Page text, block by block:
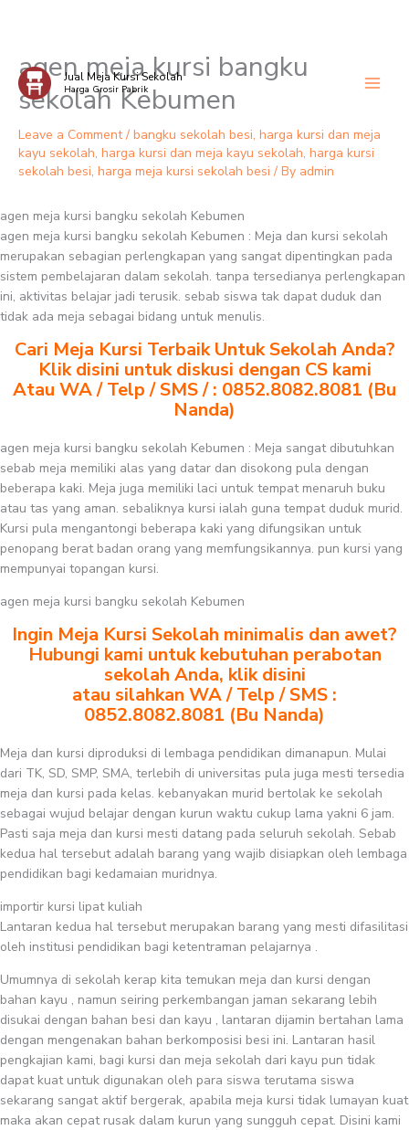
Skip
content
Jual Meja Kursi Sekolah
Harga Grosir Pabrik
agen meja kursi bangku
sekolah Kebumen
Leave a Comment / bangku sekolah besi, harga kursi dan meja
kayu sekolah, harga kursi dan meja kayu sekolah, harga kursi
sekolah besi, harga meja kursi sekolah besi / By admin
agen meja kursi bangku sekolah Kebumen
agen meja kursi bangku sekolah Kebumen : Meja dan kursi sekolah
merupakan sebagian perlengkapan yang sangat dipentingkan pada
sistem pembelajaran dalam sekolah. tanpa tersedianya perlengkapan
ini, aktivitas belajar jadi terusik. sebab siswa tak dapat duduk dan
tidak ada meja sebagai bidang untuk menulis.
Cari Meja Kursi Terbaik Untuk Sekolah Anda?
Klik disini untuk diskusi dengan CS kami
Atau WA / Telp / SMS / : 0852.8082.8081 (Bu
Nanda)
agen meja kursi bangku sekolah Kebumen : Meja sangat dibutuhkan
sebab meja memiliki alas yang datar dan disokong pula dengan
beberapa kaki. Meja juga memiliki laci untuk tempat menaruh buku
atau tas yang aman. sebaliknya kursi ialah guna tempat duduk murid.
Kursi pula mengantongi beberapa kaki yang difungsikan untuk
penopang berat badan orang yang memfungsikannya. pun kursi yang
mempunyai topangan kursi.
agen meja kursi bangku sekolah Kebumen
Ingin Meja Kursi Sekolah minimalis dan awet?
Hubungi kami untuk kebutuhan perabotan
sekolah Anda, klik disini
atau silahkan WA / Telp / SMS :
0852.8082.8081 (Bu Nanda)
Meja dan kursi diproduksi di lembaga pendidikan dimanapun. Mulai
dari TK, SD, SMP, SMA, terlebih di universitas pula juga mesti tersedia
meja dan kursi pada kelas. kebanyakan murid bertolak ke sekolah
sebagai wujud belajar dengan kurun waktu cukup lama yakni 6 jam.
Pasti saja meja dan kursi mesti datang pada seluruh sekolah. Sebab
kedua hal tersebut adalah barang yang wajib disiapkan oleh lembaga
pendidikan bagi kedamaian muridnya.
importir kursi lipat kuliah
Lantaran kedua hal tersebut merupakan barang yang mesti difasilitasi
oleh institusi pendidikan bagi ketentraman pelajarnya .
Umumnya di sekolah kerap kita temukan meja dan kursi dengan
bahan kayu , namun seiring perkembangan jaman sekarang lebih
disukai dengan bahan besi dan kayu , lantaran dijamin bertahan lama
dengan mengenakan bahan berkomposisi besi ini. Lantaran hasil
pengkajian kami, bagi kursi dan meja sekolah dari kayu pun tidak
dapat kuat untuk digunakan oleh para siswa terutama siswa
sekarang sangat aktif bergerak, apabila meja kursi tidak lumayan kuat
maka akan cepat rusak dalam kurun yang sungguh cepat. Disini kami